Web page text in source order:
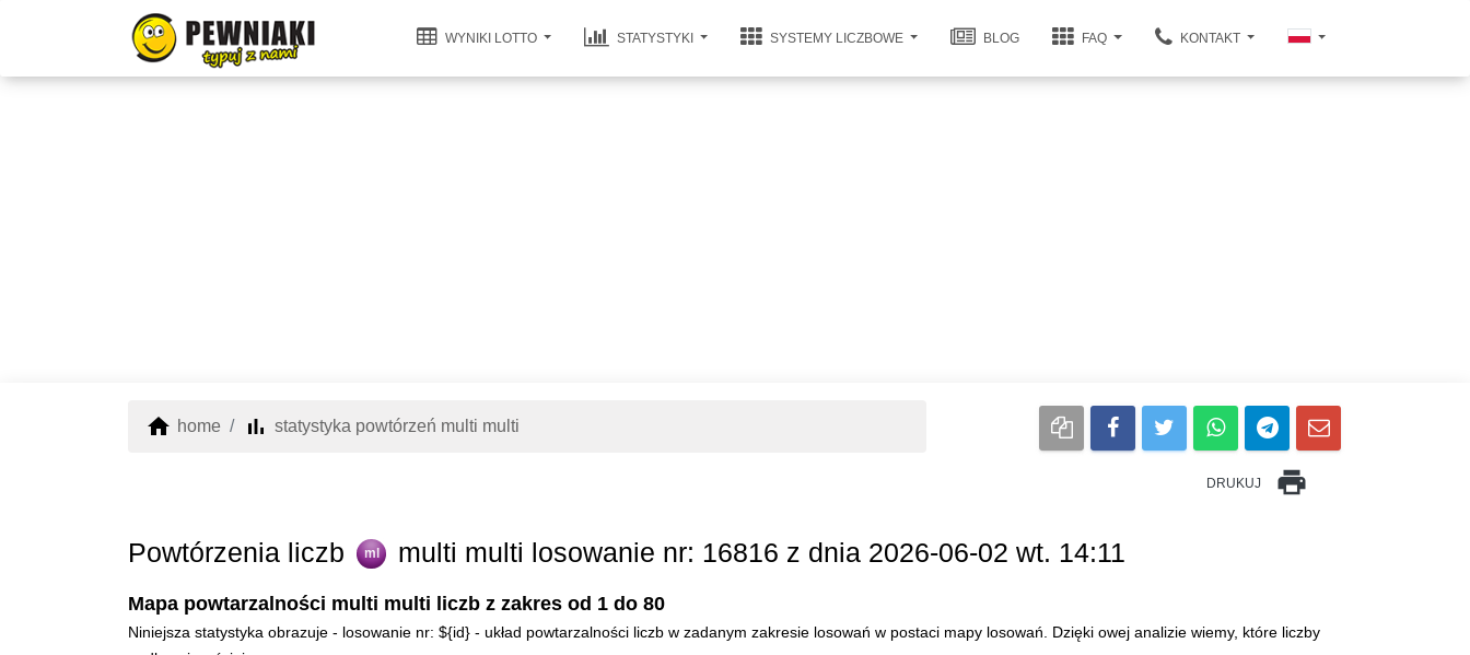
WYNIKI LOTTO STATYSTYKI SYSTEMY LICZBOWE BLOG FAQ KONTAKT
home home bar_chart statystyka powtórzeń multi multi
DRUKUJ print
Powtórzenia liczb ml multi multi losowanie nr: 16816 z dnia 2026-06-02 wt. 14:11
Mapa powtarzalności multi multi liczb z zakres od 1 do 80
Niniejsza statystyka obrazuje - losowanie nr: ${id} - układ powtarzalności liczb w zadanym zakresie losowań w postaci mapy losowań. Dzięki owej analizie wiemy, które liczby